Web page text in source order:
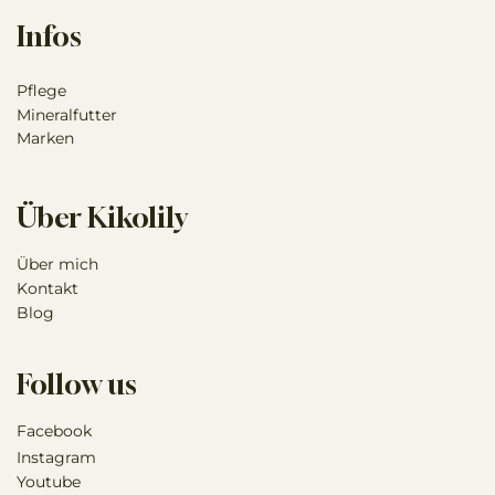
Follow us
Facebook
Instagram
Youtube
Infos
Pflege
Mineralfutter
Marken
Über Kikolily
Über mich
Kontakt
Blog